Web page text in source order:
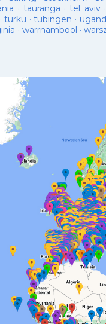
· tauranga ·tel aviv
·turku ·tübingen ·
· warrnambool ·